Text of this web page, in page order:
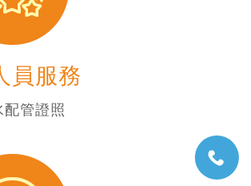
員服務
配管證照